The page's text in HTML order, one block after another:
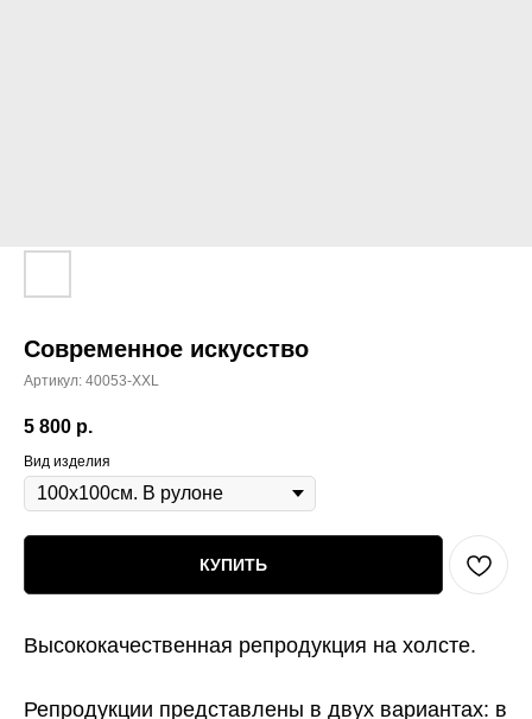
Современное искусство
Артикул: 40053-XXL
5 800 р.
Вид изделия
КУПИТЬ
Высококачественная репродукция на холсте.
Репродукции представлены в двух вариантах: в